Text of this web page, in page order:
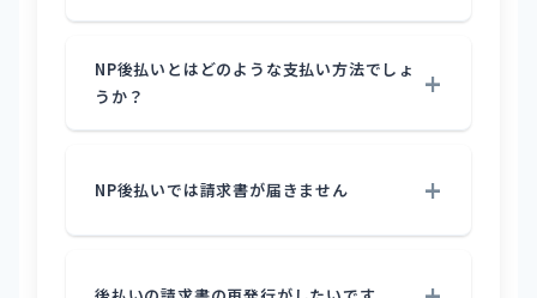
NP後払いとはどのような支払い方法でしょ
うか？
NP後払いでは請求書が届きません